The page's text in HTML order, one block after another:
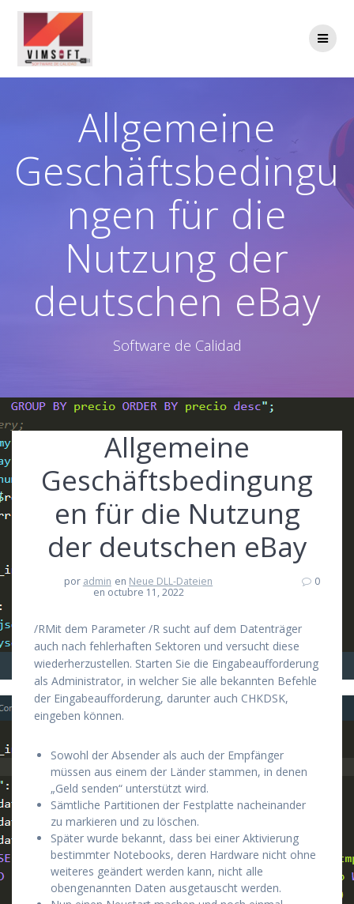
Allgemeine
Geschäftsbedingu
ngen für die
Nutzung der
deutschen eBay
Software de Calidad
Allgemeine
Geschäftsbedingung
en für die Nutzung
der deutschen eBay
por admin en Neue DLL-Dateien
en octubre 11, 2022
0
/RMit dem Parameter /R sucht auf dem Datenträger
auch nach fehlerhaften Sektoren und versucht diese
wiederherzustellen. Starten Sie die Eingabeaufforderung
als Administrator, in welcher Sie alle bekannten Befehle
der Eingabeaufforderung, darunter auch CHKDSK,
eingeben können.
Sowohl der Absender als auch der Empfänger
müssen aus einem der Länder stammen, in denen
„Geld senden“ unterstützt wird.
Sämtliche Partitionen der Festplatte nacheinander
zu markieren und zu löschen.
Später wurde bekannt, dass bei einer Aktivierung
bestimmter Notebooks, deren Hardware nicht ohne
weiteres geändert werden kann, nicht alle
obengenannten Daten ausgetauscht werden.